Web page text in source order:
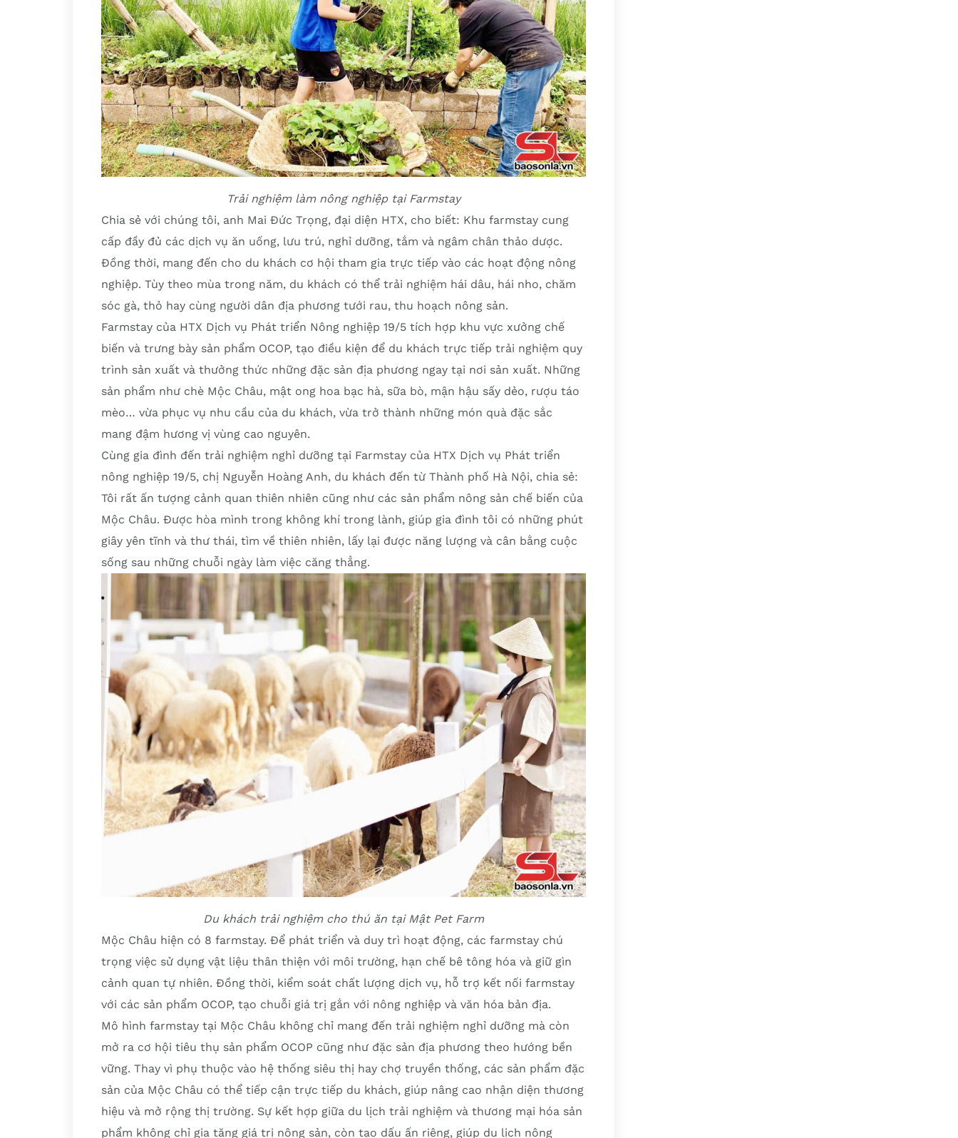
Trải nghiệm làm nông nghiệp tại Farmstay
Chia sẻ với chúng tôi, anh Mai Đức Trọng, đại diện HTX, cho biết: Khu farmstay cung
cấp đầy đủ các dịch vụ ăn uống, lưu trú, nghỉ dưỡng, tắm và ngâm chân thảo dược.
Đồng thời, mang đến cho du khách cơ hội tham gia trực tiếp vào các hoạt động nông
nghiệp. Tùy theo mùa trong năm, du khách có thể trải nghiệm hái dâu, hái nho, chăm
sóc gà, thỏ hay cùng người dân địa phương tưới rau, thu hoạch nông sản.
Farmstay của HTX Dịch vụ Phát triển Nông nghiệp 19/5 tích hợp khu vực xưởng chế
biến và trưng bày sản phẩm OCOP, tạo điều kiện để du khách trực tiếp trải nghiệm quy
trình sản xuất và thưởng thức những đặc sản địa phương ngay tại nơi sản xuất. Những
sản phẩm như chè Mộc Châu, mật ong hoa bạc hà, sữa bò, mận hậu sấy dẻo, rượu táo
mèo… vừa phục vụ nhu cầu của du khách, vừa trở thành những món quà đặc sắc
mang đậm hương vị vùng cao nguyên.
Cùng gia đình đến trải nghiệm nghỉ dưỡng tại Farmstay của HTX Dịch vụ Phát triển
nông nghiệp 19/5, chị Nguyễn Hoàng Anh, du khách đến từ Thành phố Hà Nội, chia sẻ:
Tôi rất ấn tượng cảnh quan thiên nhiên cũng như các sản phẩm nông sản chế biến của
Mộc Châu. Được hòa mình trong không khí trong lành, giúp gia đình tôi có những phút
giây yên tĩnh và thư thái, tìm về thiên nhiên, lấy lại được năng lượng và cân bằng cuộc
sống sau những chuỗi ngày làm việc căng thẳng.
Du khách trải nghiệm cho thú ăn tại Mật Pet Farm
Mộc Châu hiện có 8 farmstay. Để phát triển và duy trì hoạt động, các farmstay chú
trọng việc sử dụng vật liệu thân thiện với môi trường, hạn chế bê tông hóa và giữ gìn
cảnh quan tự nhiên. Đồng thời, kiểm soát chất lượng dịch vụ, hỗ trợ kết nối farmstay
với các sản phẩm OCOP, tạo chuỗi giá trị gắn với nông nghiệp và văn hóa bản địa.
Mô hình farmstay tại Mộc Châu không chỉ mang đến trải nghiệm nghỉ dưỡng mà còn
mở ra cơ hội tiêu thụ sản phẩm OCOP cũng như đặc sản địa phương theo hướng bền
vững. Thay vì phụ thuộc vào hệ thống siêu thị hay chợ truyền thống, các sản phẩm đặc
sản của Mộc Châu có thể tiếp cận trực tiếp du khách, giúp nâng cao nhận diện thương
hiệu và mở rộng thị trường. Sự kết hợp giữa du lịch trải nghiệm và thương mại hóa sản
phẩm không chỉ gia tăng giá trị nông sản, còn tạo dấu ấn riêng, giúp du lịch nông